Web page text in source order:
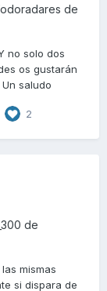
de
no solo dos
os gustarán
saludo
2
de
mismas
si dispara de